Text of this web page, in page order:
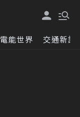
電能世界 交通新訊